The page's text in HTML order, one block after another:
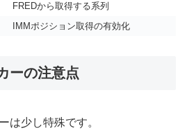
FREDから取得する系列
IMMポジション取得の有効化
ーの注意点
は少し特殊です。